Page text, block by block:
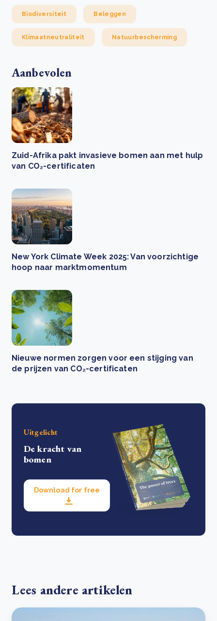
Biodiversiteit Beleggen
Klimaatneutraliteit Natuurbescherming
Aanbevolen
Zuid-Afrika pakt invasieve bomen aan met hulp
van CO₂-certificaten
New York Climate Week 2025: Van voorzichtige
hoop naar marktmomentum
Nieuwe normen zorgen voor een stijging van
de prijzen van CO₂-certificaten
Uitgelicht
De kracht van
bomen
Download for free
Lees andere artikelen